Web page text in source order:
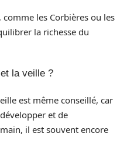
les Corbières ou les
la richesse du
la veille ?
est même conseillé, car
et de
il est souvent encore